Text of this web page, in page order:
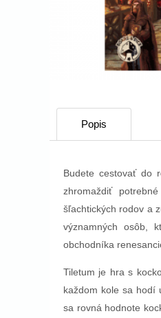
Popis
Budete cestovať do
zhromaždiť
šľachtických rodov a
významných osôb,
obchodníka
Tiletum je hra s
každom kole sa hodí
sa rovná hodnote